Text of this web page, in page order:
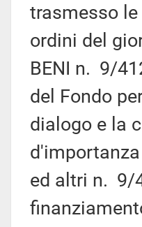
trasmesso
ordini del
BENI n. 9/
del Fondo
dialogo e la
ed altri n. 9/